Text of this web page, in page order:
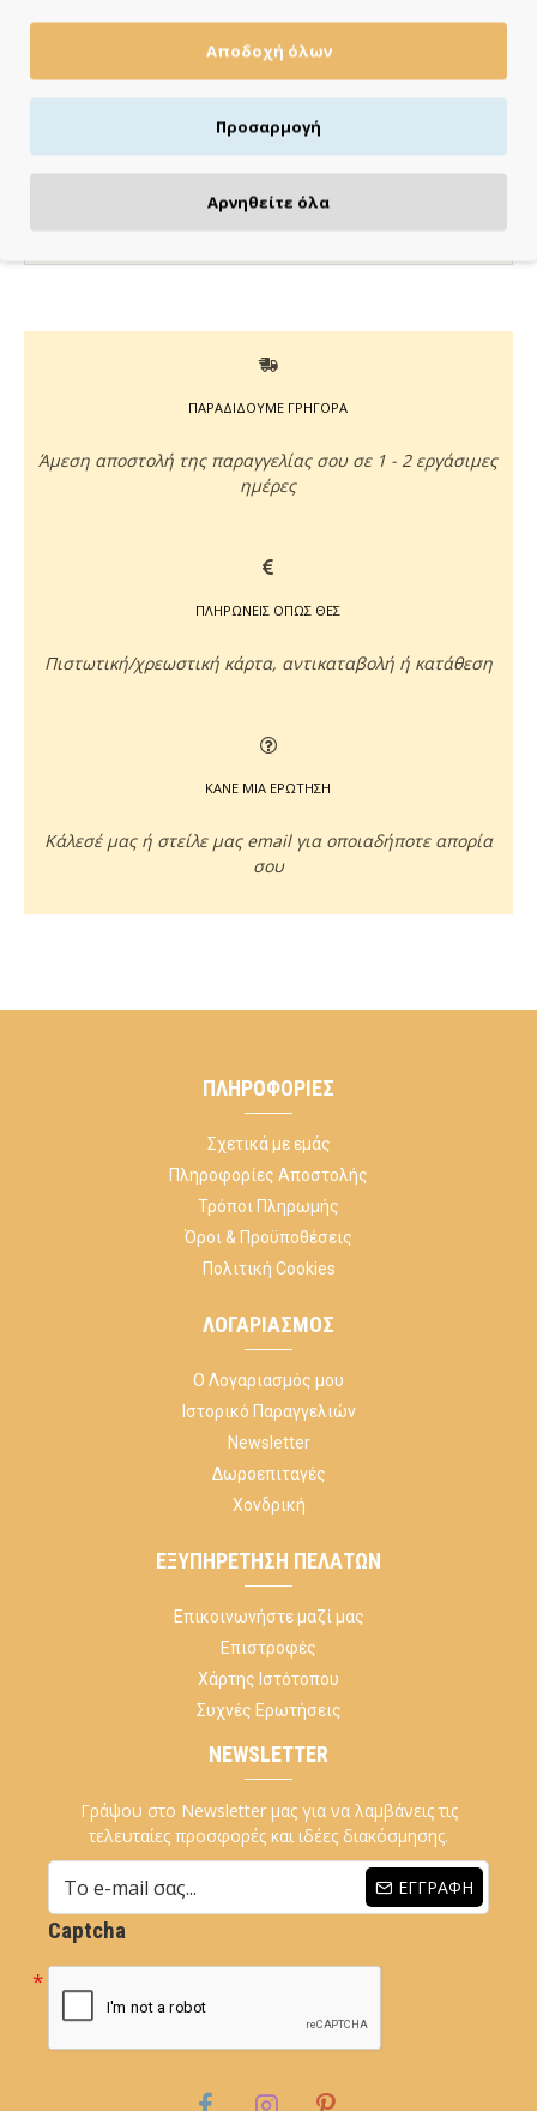
ΠΑΡΑΔΙΔΟΥΜΕ ΓΡΗΓΟΡΑ
Άμεση αποστολή της παραγγελίας σου σε 1 - 2 εργάσιμες
ημέρες
ΠΛΗΡΩΝΕΙΣ ΟΠΩΣ ΘΕΣ
Πιστωτική/χρεωστική κάρτα, αντικαταβολή ή κατάθεση
ΚΑΝΕ ΜΙΑ ΕΡΩΤΗΣΗ
Κάλεσέ μας ή στείλε μας email για οποιαδήποτε απορία
σου
ΠΛΗΡΟΦΟΡΊΕΣ
Σχετικά με εμάς
Πληροφορίες Αποστολής
Τρόποι Πληρωμής
Όροι & Προϋποθέσεις
Πολιτική Cookies
ΛΟΓΑΡΙΑΣΜΌΣ
Ο Λογαριασμός μου
Ιστορικό Παραγγελιών
Newsletter
Δωροεπιταγές
Χονδρική
ΕΞΥΠΗΡΈΤΗΣΗ ΠΕΛΑΤΏΝ
Επικοινωνήστε μαζί μας
Επιστροφές
Χάρτης Ιστότοπου
Συχνές Ερωτήσεις
NEWSLETTER
Γράψου στο Newsletter μας για να λαμβάνεις τις
τελευταίες προσφορές και ιδέες διακόσμησης.
ΕΓΓΡΑΦΉ
Captcha
Αποδοχή όλων
Προσαρμογή
Αρνηθείτε όλα